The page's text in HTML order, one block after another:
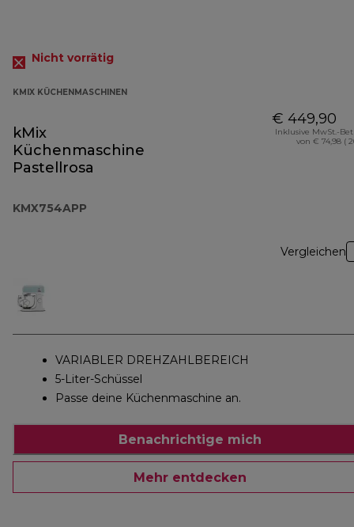
Nicht vorrätig
KMIX KÜCHENMASCHINEN
kMix
Küchenmaschine
Pastellrosa
KMX754APP
€ 449,90
Inklusive MwSt.-
von € 74,98 (
Vergleichen
VARIABLER DREHZAHLBEREICH
5-Liter-Schüssel
Passe deine Küchenmaschine an.
Benachrichtige mich
Mehr entdecken